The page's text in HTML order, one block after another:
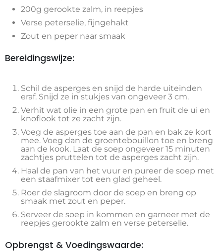
200g gerookte zalm, in reepjes
Verse peterselie, fijngehakt
Zout en peper naar smaak
Bereidingswijze:
Schil de asperges en snijd de harde uiteinden
eraf. Snijd ze in stukjes van ongeveer 3 cm.
Verhit wat olie in een grote pan en fruit de ui en
knoflook tot ze zacht zijn.
Voeg de asperges toe aan de pan en bak ze kort
mee. Voeg dan de groentebouillon toe en breng
aan de kook. Laat de soep ongeveer 15 minuten
zachtjes pruttelen tot de asperges zacht zijn.
Haal de pan van het vuur en pureer de soep met
een staafmixer tot een glad geheel.
Roer de slagroom door de soep en breng op
smaak met zout en peper.
Serveer de soep in kommen en garneer met de
reepjes gerookte zalm en verse peterselie.
Opbrengst & Voedingswaarde: